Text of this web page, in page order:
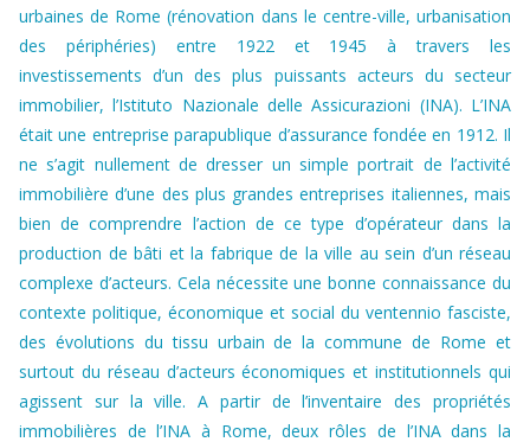
urbaines de Rome (rénovation dans le centre-ville, urbanisation
des périphéries) entre 1922 et 1945 à travers les
investissements d’un des plus puissants acteurs du secteur
immobilier, l’Istituto Nazionale delle Assicurazioni (INA). L’INA
était une entreprise parapublique d’assurance fondée en 1912. Il
ne s’agit nullement de dresser un simple portrait de l’activité
immobilière d’une des plus grandes entreprises italiennes, mais
bien de comprendre l’action de ce type d’opérateur dans la
production de bâti et la fabrique de la ville au sein d’un réseau
complexe d’acteurs. Cela nécessite une bonne connaissance du
contexte politique, économique et social du ventennio fasciste,
des évolutions du tissu urbain de la commune de Rome et
surtout du réseau d’acteurs économiques et institutionnels qui
agissent sur la ville. A partir de l’inventaire des propriétés
immobilières de l’INA à Rome, deux rôles de l’INA dans la